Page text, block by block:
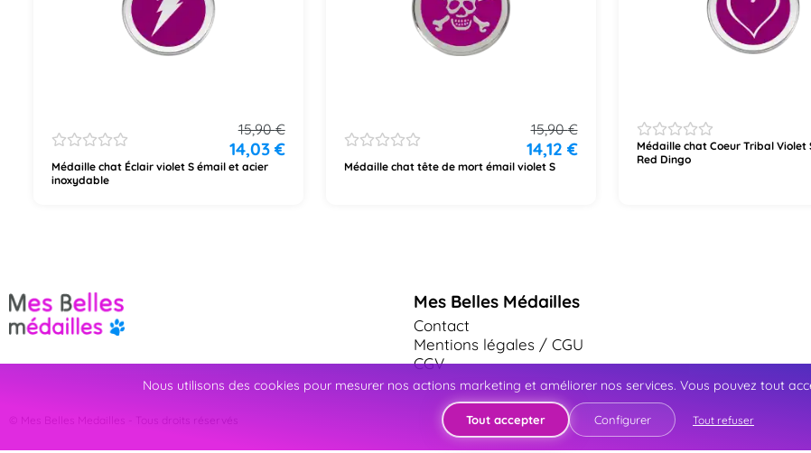
15,90€
14,03 €
Médaille chat Éclair violet S émail et acier
inoxydable
15,90€
14,12 €
Médaille chat tête de mort émail violet S
Médaille chat Coeur Tribal Violet
Red Dingo
Mes Belles Médailles
Contact
Mentions légales / CGU
CGV
© Mes Belles Medailles - Tous droits réservés
Nous utilisons des cookies pour mesurer nos actions marketing et améliorer nos services. Vous pouvez tout
Tout accepter Configurer Tout refuser